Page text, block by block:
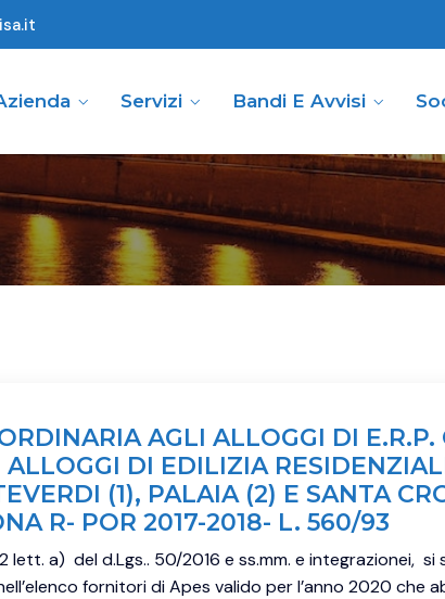
Servizi Bandi E Avvisi
AGLI ALLOGGI DI E.R.P.
DI EDILIZIA
(1), PALAIA (2) E SANTA
R- POR 2017-2018- L. 560/93
a) del d.Lgs.. 50/2016 e ss.mm. e integrazionei, si
fornitori di Apes valido per l’anno 2020 che